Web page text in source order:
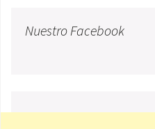
Nuestro Facebook